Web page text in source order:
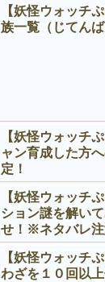
【妖怪ウォッチ
族一覧（じてんば
【妖怪ウォッチ
ャン育成した方
定！
【妖怪ウォッチ
ション謎を解い
せ！※ネタバレ
【妖怪ウォッチ
わざを１０回以